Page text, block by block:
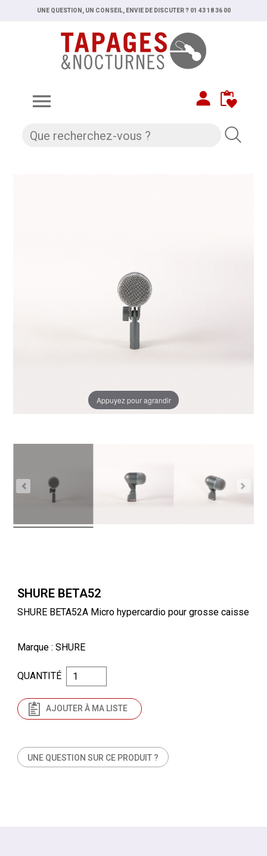
UNE QUESTION, UN CONSEIL, ENVIE DE DISCUTER ? 01 43 18 36 00

Appuyez pour agrandir
SHURE BETA52
SHURE BETA52A Micro hypercardio pour grosse caisse
Marque : SHURE
UNE QUESTION SUR CE PRODUIT ?
QUANTITÉ
AJOUTER À MA LISTE